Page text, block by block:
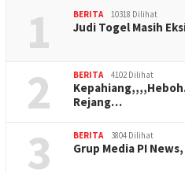
1 BERITA 10318 Dilihat
Judi Togel Masih
2 BERITA 4102 Dilihat
Rejang…
3 BERITA 3804 Dilihat
Grup Media PI